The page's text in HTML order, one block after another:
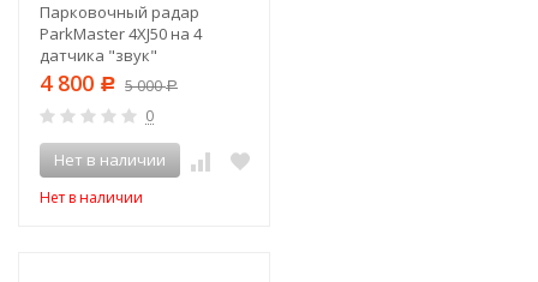
Парковочный радар
ParkMaster 4XJ50 на 4
датчика "звук"
4 800 Р 5 000Р
0
Нет в наличии
Нет в наличии